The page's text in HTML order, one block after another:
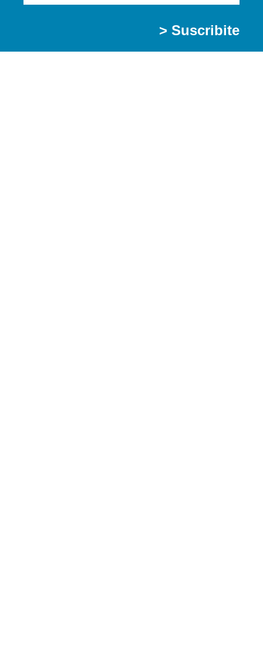
> Suscribite